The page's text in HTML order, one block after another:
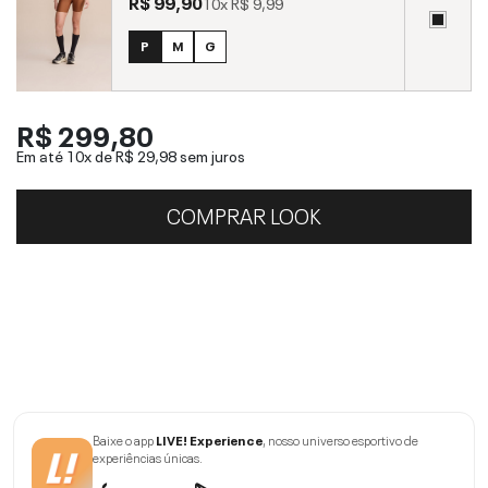
P M G
R$ 299,80
Em até 10x deR$ 29,98sem juros
COMPRAR LOOK
Baixe o appLIVE! Experience , nosso universo esportivo de
experiências únicas.